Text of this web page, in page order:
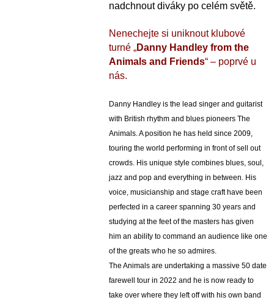
nadchnout diváky po celém světě.
Nenechejte si uniknout klubové
turné „Danny Handley from the
Animals and Friends“ – poprvé u
nás.
Danny Handley is the lead singer and guitarist
with British rhythm and blues pioneers The
Animals. A position he has held since 2009,
touring the world performing in front of sell out
crowds. His unique style combines blues, soul,
jazz and pop and everything in between. His
voice, musicianship and stage craft have been
perfected in a career spanning 30 years and
studying at the feet of the masters has given
him an ability to command an audience like one
of the greats who he so admires.
The Animals are undertaking a massive 50 date
farewell tour in 2022 and he is now ready to
take over where they left off with his own band